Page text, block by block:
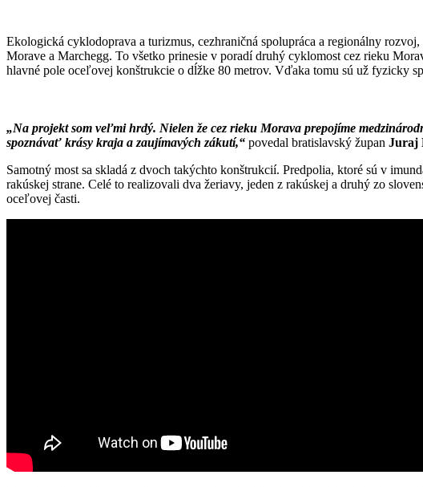
Ekologická cyklodoprava a turizmus, cezhraničná spolupráca a regionálny
Morave a Marchegg. To všetko prinesie v poradí druhý cyklomost cez rieku
hlavné pole oceľovej konštrukcie o dĺžke 80 metrov. Vďaka tomu sú už fyzicky
„Na projekt som veľmi hrdý. Nielen že cez rieku Morava prepojíme
spoznávať krásy kraja a zaujímavých zákutí,“ povedal bratislavský župan Juraj
Samotný most sa skladá z dvoch takýchto konštrukcií. Predpolia, ktoré sú v
rakúskej strane. Celé to realizovali dva žeriavy, jeden z rakúskej a druhý zo
oceľovej časti.